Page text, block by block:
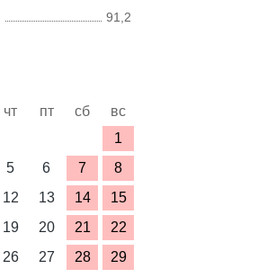
91,2
чт пт сб
вс
1
5 6 7
8
12 13 14
15
19 20 21
22
26 27 28
29